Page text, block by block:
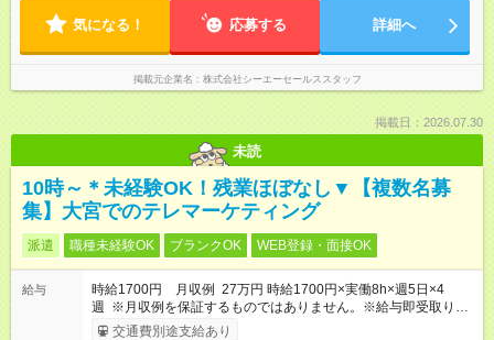
気になる！ 応募する 詳細へ
掲載元企業名 株式会社シーエーセールススタッフ
掲載日：2026.07.30
未読
10時～＊未経験OK！残業ほぼなし▼【複数名募
集】大宮でのテレマーケティング
派遣 職種未経験OK ブランクOK WEB登録・面接OK
給与
時給1700円 月収例 27万円 時給1700円×実働8h×週5日×4
週 ※月収例を保証するものではありません。※給与即受取りサ
ービス利用可（利用条件有）
交通費別途支給あり